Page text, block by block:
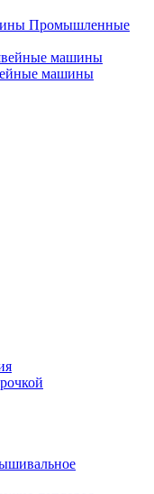
Промышленные
машины
машины